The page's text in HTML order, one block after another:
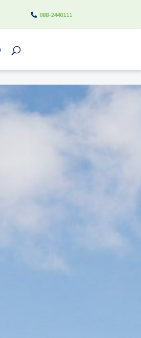
088-2440111